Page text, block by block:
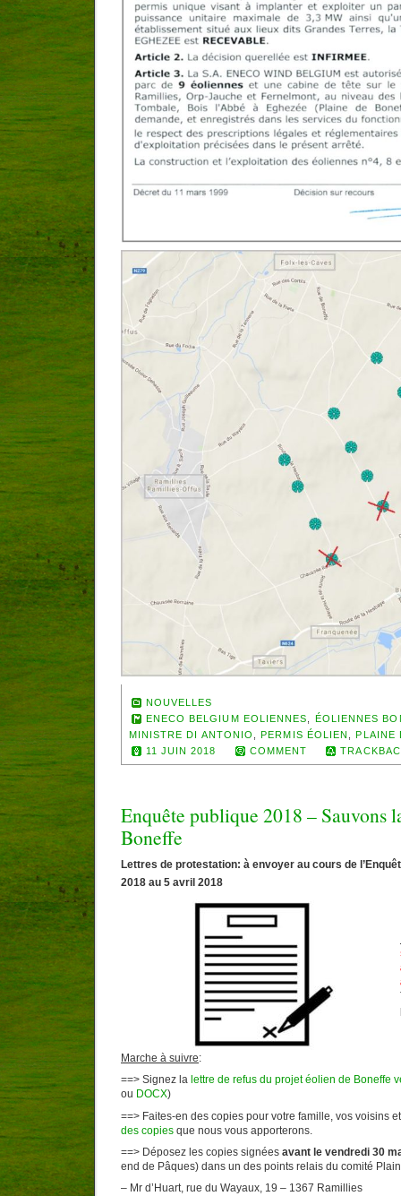
NOUVELLES
ENECO BELGIUM EOLIENNES
ÉOLIENNES
MINISTRE DI ANTONIO
PERMIS ÉOLIEN
PLAINE
11 JUIN 2018
COMMENT
Enquête publique 2018 – Sauvons
Boneffe
Lettres de protestation: à envoyer au cours de
2018 au 5 avril 2018
Marche à suivre:
==> Signez la lettre de refus du projet éolien de Boneffe
ou DOCX)
==> Faites-en des copies pour votre famille, vos voisins
des copies que nous vous apporterons.
==> Déposez les copies signées avant le vendredi 30
end de Pâques) dans un des points relais du comité
– Mr d’Huart, rue du Wayaux, 19 – 1367 Ramillies